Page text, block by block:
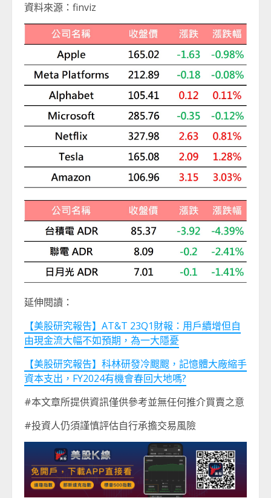
資料來源：finviz
延伸閱讀：
【美股研究報告】AT&T 23Q1財報：用戶續增但自
由現金流大幅不如預期，為一大隱憂
【美股研究報告】科林研發冷颼颼，記憶體大廠縮手
資本支出，FY2024有機會春回大地嗎?
#本文章所提供資訊僅供參考並無任何推介買賣之意
#投資人仍須謹慎評估自行承擔交易風險